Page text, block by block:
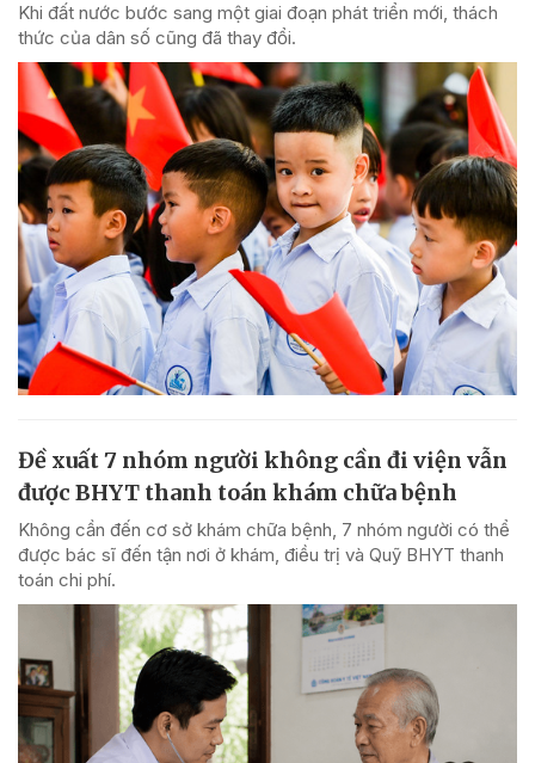
Khi đất nước bước sang một giai đoạn phát triển mới, thách
thức của dân số cũng đã thay đổi.
Đề xuất 7 nhóm người không cần đi viện vẫn
được BHYT thanh toán khám chữa bệnh
Không cần đến cơ sở khám chữa bệnh, 7 nhóm người có thể
được bác sĩ đến tận nơi ở khám, điều trị và Quỹ BHYT thanh
toán chi phí.